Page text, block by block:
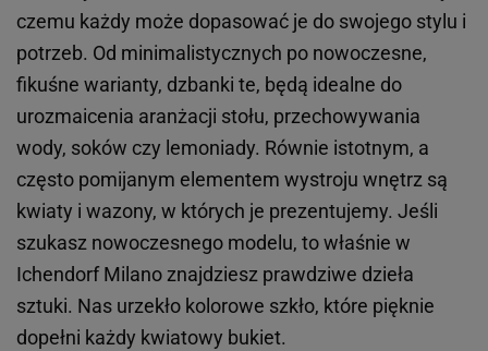
czemu każdy może dopasować je do swojego stylu i
potrzeb. Od minimalistycznych po nowoczesne,
fikuśne warianty, dzbanki te, będą idealne do
urozmaicenia aranżacji stołu, przechowywania
wody, soków czy lemoniady. Równie istotnym, a
często pomijanym elementem wystroju wnętrz są
kwiaty i wazony, w których je prezentujemy. Jeśli
szukasz nowoczesnego modelu, to właśnie w
Ichendorf Milano znajdziesz prawdziwe dzieła
sztuki. Nas urzekło kolorowe szkło, które pięknie
dopełni każdy kwiatowy bukiet.